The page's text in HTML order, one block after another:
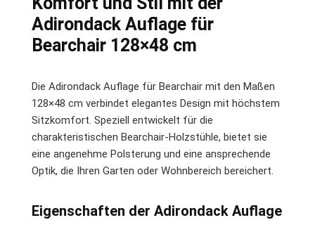
Adirondack Auflage für
Bearchair 128×48 cm
Die Adirondack Auflage für Bearchair mit den Maßen
128×48 cm verbindet elegantes Design mit höchstem
Sitzkomfort. Speziell entwickelt für die
charakteristischen Bearchair-Holzstühle, bietet sie
eine angenehme Polsterung und eine ansprechende
Optik, die Ihren Garten oder Wohnbereich bereichert.
Eigenschaften der Adirondack Auflage